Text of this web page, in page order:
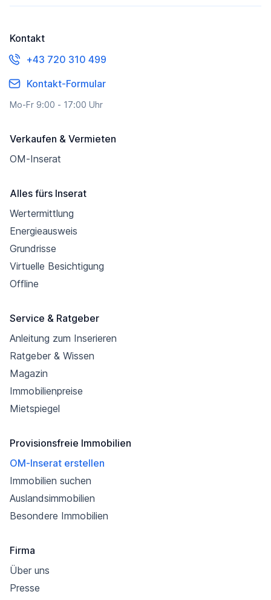
Kontakt
+43 720 310 499
Kontakt-Formular
Mo-Fr 9:00 - 17:00 Uhr
Verkaufen & Vermieten
OM-Inserat
Alles fürs Inserat
Wertermittlung
Energieausweis
Grundrisse
Virtuelle Besichtigung
Offline
Service & Ratgeber
Anleitung zum Inserieren
Ratgeber & Wissen
Magazin
Immobilienpreise
Mietspiegel
Provisionsfreie Immobilien
OM-Inserat erstellen
Immobilien suchen
Auslandsimmobilien
Besondere Immobilien
Firma
Über uns
Presse